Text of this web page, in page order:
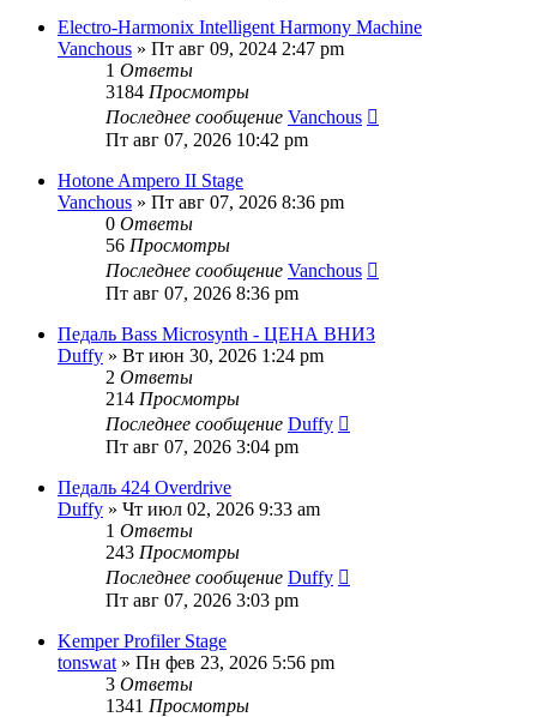
Electro-Harmonix Intelligent Harmony Machine
Vanchous » Пт авг 09, 2024 2:47 pm
1 Ответы
3184 Просмотры
Последнее сообщение Vanchous
Пт авг 07, 2026 10:42 pm
Hotone Ampero II Stage
Vanchous » Пт авг 07, 2026 8:36 pm
0 Ответы
56 Просмотры
Последнее сообщение Vanchous
Пт авг 07, 2026 8:36 pm
Педаль Bass Microsynth - ЦЕНА ВНИЗ
Duffy » Вт июн 30, 2026 1:24 pm
2 Ответы
214 Просмотры
Последнее сообщение Duffy
Пт авг 07, 2026 3:04 pm
Педаль 424 Overdrive
Duffy » Чт июл 02, 2026 9:33 am
1 Ответы
243 Просмотры
Последнее сообщение Duffy
Пт авг 07, 2026 3:03 pm
Kemper Profiler Stage
tonswat » Пн фев 23, 2026 5:56 pm
3 Ответы
1341 Просмотры